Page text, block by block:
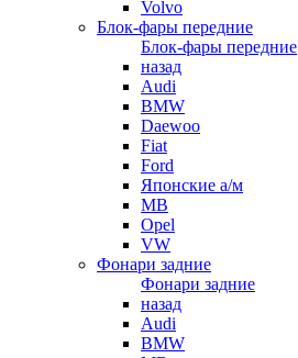
Volvo
Блок-фары передние
Блок-фары передние
назад
Audi
BMW
Daewoo
Fiat
Ford
Японские а/м
MB
Opel
VW
Фонари задние
Фонари задние
назад
Audi
BMW